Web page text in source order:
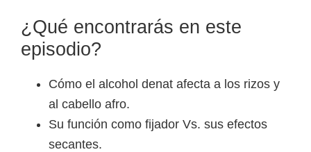
¿Qué encontrarás en este
episodio?
Cómo el alcohol denat afecta a los rizos y
al cabello afro.
Su función como fijador Vs. sus efectos
secantes.